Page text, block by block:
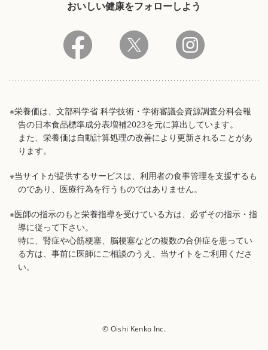
おいしい健康をフォローしよう
※栄養価は、文部科学省 科学技術・学術審議会資源調査分科会報
告の日本食品標準成分表増補2023を元に算出しています。
また、栄養価は自動計算処理の改善により更新されることがあ
ります。
※当サイトが提供するサービスは、利用者の食事管理を支援するも
のであり、医療行為を行うものではありません。
※医師の指示のもと栄養指導を受けている方は、必ずその指示・指
導に従って下さい。
特に、腎症や心筋梗塞、脳梗塞などの複数の合併症を患ってい
る方は、事前に医師にご相談のうえ、当サイトをご利用くださ
い。
© Oishi Kenko Inc.